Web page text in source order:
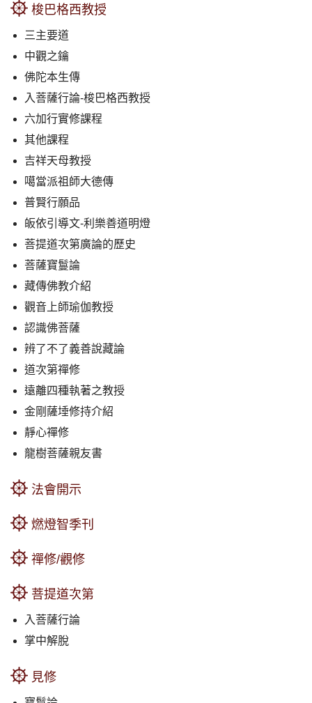
梭巴格西教授
三主要道
中觀之鑰
佛陀本生傳
入菩薩行論-梭巴格西教授
六加行實修課程
其他課程
吉祥天母教授
噶當派祖師大德傳
普賢行願品
皈依引導文-利樂善道明燈
菩提道次第廣論的歷史
菩薩寶鬘論
藏傳佛教介紹
觀音上師瑜伽教授
認識佛菩薩
辨了不了義善說藏論
道次第禪修
遠離四種執著之教授
金剛薩埵修持介紹
靜心禪修
龍樹菩薩親友書
法會開示
燃燈智季刊
禪修/觀修
菩提道次第
入菩薩行論
掌中解脫
見修